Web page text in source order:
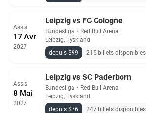
Assis
17 Avr
2027
Leipzig vs FC Cologne
Bundesliga ・ Red Bull Arena
Leipzig, Tyskland
depuis $99
215 billets disponibles
Assis
8 Mai
2027
Leipzig vs SC Paderborn
Bundesliga ・ Red Bull Arena
Leipzig, Tyskland
depuis $76
247 billets disponibles